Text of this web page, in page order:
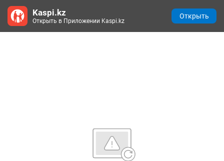
Kaspi.kz
Открыть в Приложении Kaspi.kz
Открыть